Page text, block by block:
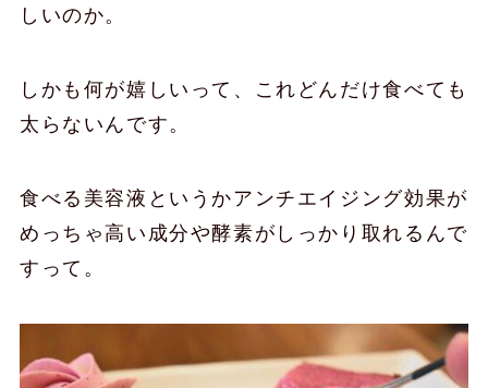
しいのか。
しかも何が嬉しいって、これどんだけ食べても
太らないんです。
食べる美容液というかアンチエイジング効果が
めっちゃ高い成分や酵素がしっかり取れるんで
すって。